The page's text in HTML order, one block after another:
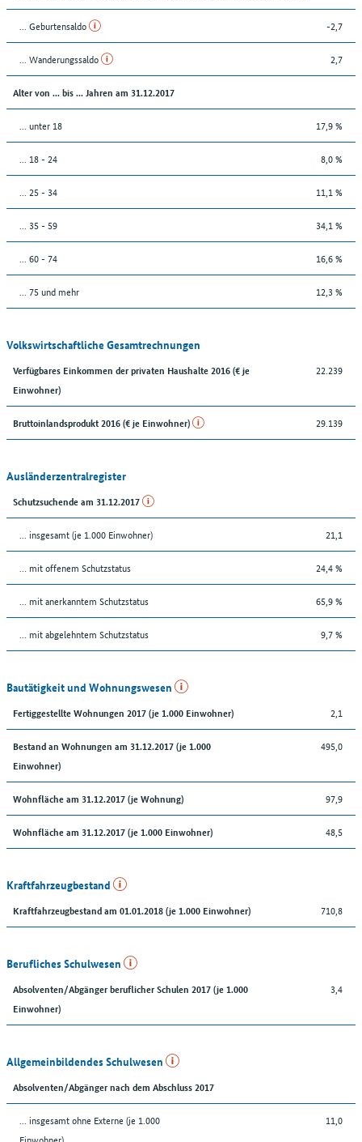
... Geburtensaldo -2,7
... Wanderungssaldo 2,7
Alter von ... bis ... Jahren am 31.12.2017
... unter 18 17,9 %
... 18 - 24 8,0 %
... 25 - 34 11,1 %
... 35 - 59 34,1 %
... 60 - 74 16,6 %
... 75 und mehr 12,3 %
Volkswirtschaftliche Gesamtrechnungen
Verfügbares Einkommen der privaten Haushalte 2016 (€ je
Einwohner)
22.239
Bruttoinlandsprodukt 2016 (€ je Einwohner) 29.139
Ausländerzentralregister
Schutzsuchende am 31.12.2017
... insgesamt (je 1.000 Einwohner) 21,1
… mit offenem Schutzstatus 24,4 %
... mit anerkanntem Schutzstatus 65,9 %
... mit abgelehntem Schutzstatus 9,7 %
Bautätigkeit und Wohnungswesen
Fertiggestellte Wohnungen 2017 (je 1.000 Einwohner) 2,1
Bestand an Wohnungen am 31.12.2017 (je 1.000
Einwohner)
495,0
Wohnfläche am 31.12.2017 (je Wohnung) 97,9
Wohnfläche am 31.12.2017 (je 1.000 Einwohner) 48,5
Kraftfahrzeugbestand
Kraftfahrzeugbestand am 01.01.2018 (je 1.000 Einwohner) 710,8
Berufliches Schulwesen
Absolventen/Abgänger beruflicher Schulen 2017 (je 1.000
Einwohner)
3,4
Allgemeinbildendes Schulwesen
Absolventen/Abgänger nach dem Abschluss 2017
... insgesamt ohne Externe (je 1.000
Einwohner)
11,0